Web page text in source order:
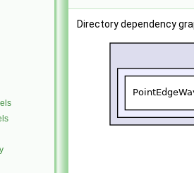
Directory dependency